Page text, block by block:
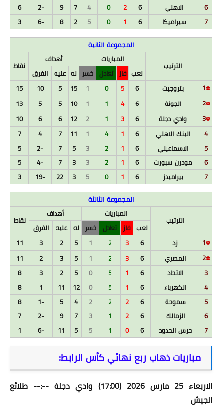
6
الاهلي 6
2
0
4
7
9
-2
6
7
سيراميكا 6
1
0
5
2
8
-6
3
المجموعة الثانية
الترتيب
المباريات أهداف
نقاط
لعب فاز تعادل خسر له عليه الفرق
⚽
1 بتروجيت 6
5
0
1
15
5
10
15
⚽
2 الجونة 6
4
1
1
10
5
5
13
⚽
3 وادي دجلة 6
3
1
2
12
6
6
10
4
البنك الاهلي 6
1
4
1
11
7
4
7
5
الاسماعيلي 6
1
2
3
5
7
-2
5
6
مودرن سبورت 6
1
2
3
3
7
-4
5
7
بيراميدز 6
1
0
5
3
22
-19
3
المجموعة الثالثة
الترتيب
المباريات أهداف
نقاط
لعب فاز تعادل خسر له عليه الفرق
⚽
1 زد 6
3
2
1
5
2
3
11
⚽
2 المصري 6
3
2
1
5
3
2
11
3
الاتحاد 6
1
5
0
5
2
3
8
4
الكهرباء 6
1
5
0
12
11
1
8
5
سموحة 6
2
2
2
4
5
-1
8
6
الزمالك 6
2
1
3
7
9
-2
7
7
حرس الحدود 6
0
1
5
5
11
-6
1
مباريات ذهاب ربع نهائي كأس الرابط:
الاربعاء 25 مارس 2026 (17:00) وادي دجلة --:-- طلائع
الجيش